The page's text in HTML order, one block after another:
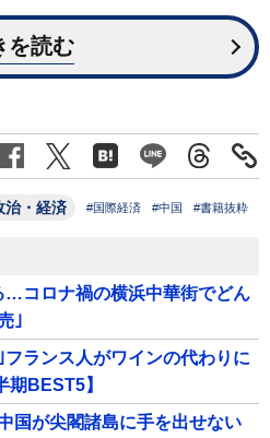
を読む
治・経済 #国際経済 #中国 #書籍抜粋
…コロナ禍の横浜中華街でどん
｣
ランス人がワインの代わりに
期BEST5】
国が尖閣諸島に手を出せない